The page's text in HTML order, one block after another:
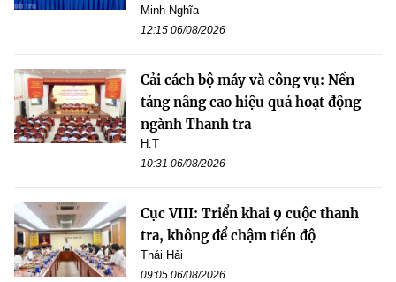
Minh Nghĩa
12:15 06/08/2026
Cải cách bộ máy và công vụ: Nền
tảng nâng cao hiệu quả hoạt động
ngành Thanh tra
H.T
10:31 06/08/2026
Cục VIII: Triển khai 9 cuộc thanh
tra, không để chậm tiến độ
Thái Hải
09:05 06/08/2026